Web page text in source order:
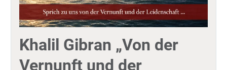
Khalil Gibran „Von der
Vernunft und der